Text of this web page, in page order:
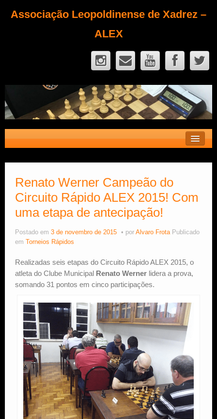
Associação Leopoldinense de Xadrez –
ALEX
Fique Sócio
Quem Somos?
Calendário
Estude Xadrez
Renato Werner Campeão do
Circuito Rápido ALEX 2015! Com
uma etapa de antecipação!
Postado em 3 de novembro de 2015 por Alvaro Frota Publicado
em
Torneios Rápidos
Realizadas seis etapas do Circuito Rápido ALEX 2015, o
atleta do Clube Municipal Renato Werner lidera a prova,
somando 31 pontos em cinco participações.